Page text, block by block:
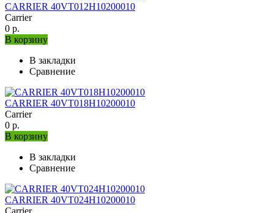
CARRIER 40VT012H10200010
Carrier
0 р.
В корзину
В закладки
Сравнение
CARRIER 40VT018H10200010
Carrier
0 р.
В корзину
В закладки
Сравнение
CARRIER 40VT024H10200010
Carrier